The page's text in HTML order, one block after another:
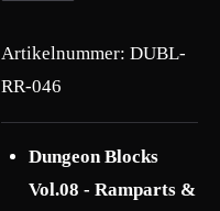
Artikelnummer: DUBL-
RR-046
Dungeon Blocks
Vol.08 - Ramparts &